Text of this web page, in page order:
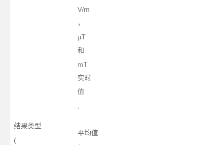
V/m
，
μT
和
mT
结果类型
(
实时
值
平均值